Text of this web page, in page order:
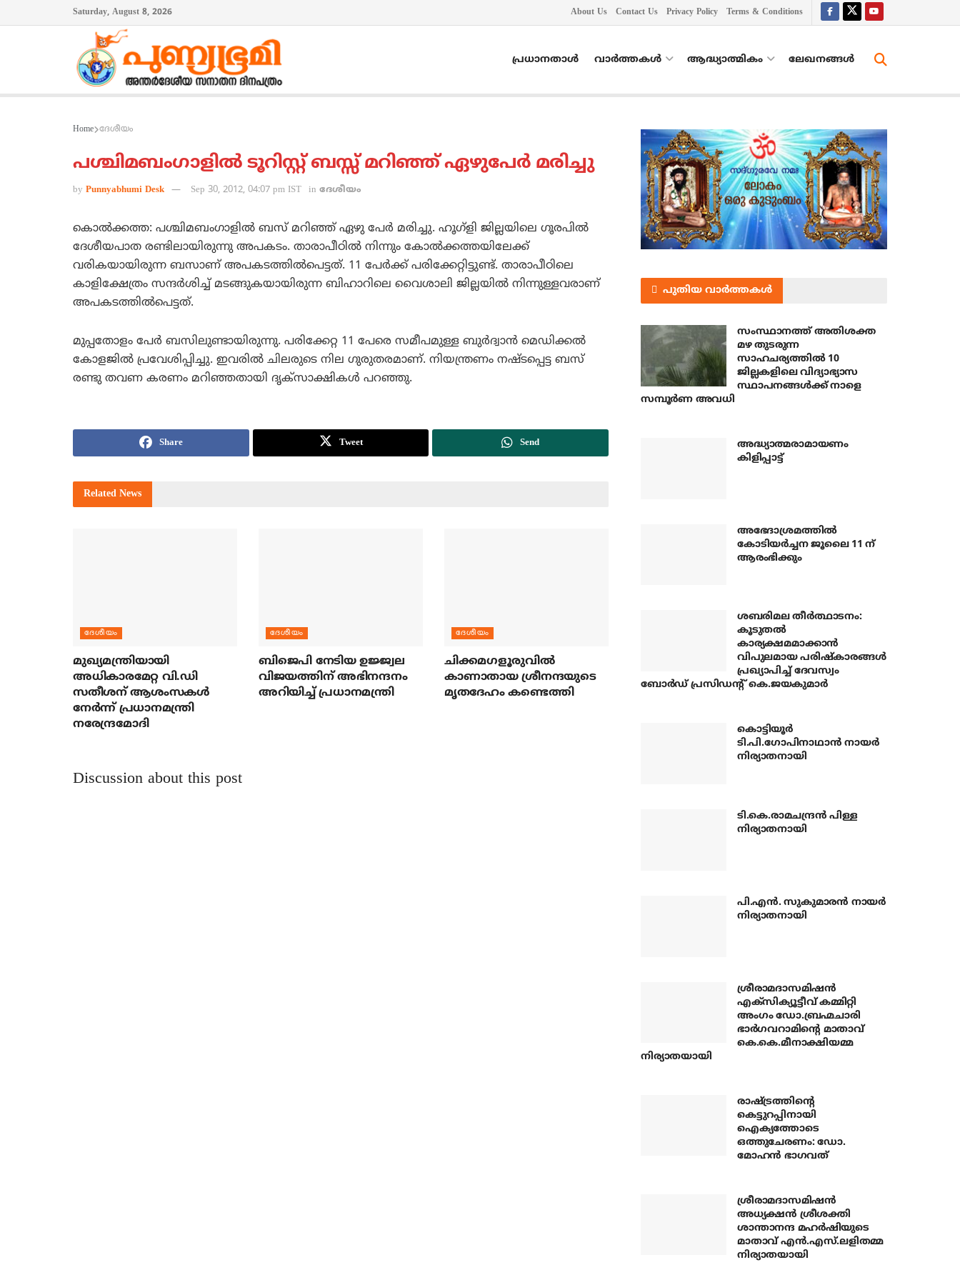
Saturday, August 8, 2026 About Us Contact Us Privacy Policy Terms & Conditions
പ്രധാനതാൾ വാർത്തകൾ ആദ്ധ്യാത്മികം ലേഖനങ്ങള്‍
Home ദേശീയം
പശ്ചിമബംഗാളില്‍ ടൂറിസ്റ്റ് ബസ്സ് മറിഞ്ഞ് ഏഴുപേര്‍ മരിച്ചു
by Punnyabhumi Desk Sep 30, 2012, 04:07 pm IST in ദേശീയം
കൊല്‍ക്കത്ത: പശ്ചിമബംഗാളില്‍ ബസ് മറിഞ്ഞ് ഏഴു പേര്‍ മരിച്ചു. ഹൂഗ്ളി ജില്ലയിലെ ഗൂരപില്‍
ദേശീയപാത രണ്ടിലായിരുന്നു അപകടം. താരാപീഠില്‍ നിന്നും കോല്‍ക്കത്തയിലേക്ക്
വരികയായിരുന്ന ബസാണ് അപകടത്തില്‍പെട്ടത്. 11 പേര്‍ക്ക് പരിക്കേറ്റിട്ടുണ്ട്. താരാപീഠിലെ
കാളിക്ഷേത്രം സന്ദര്‍ശിച്ച് മടങ്ങുകയായിരുന്ന ബിഹാറിലെ വൈശാലി ജില്ലയില്‍ നിന്നുള്ളവരാണ്
അപകടത്തില്‍പെട്ടത്.
മുപ്പതോളം പേര്‍ ബസിലുണ്ടായിരുന്നു. പരിക്കേറ്റ 11 പേരെ സമീപമുള്ള ബുര്‍ദ്വാന്‍ മെഡിക്കല്‍
കോളജില്‍ പ്രവേശിപ്പിച്ചു. ഇവരില്‍ ചിലരുടെ നില ഗുരുതരമാണ്. നിയന്ത്രണം നഷ്ടപ്പെട്ട ബസ്
രണ്ടു തവണ കരണം മറിഞ്ഞതായി ദൃക്സാക്ഷികള്‍ പറഞ്ഞു.
Share Tweet Send
Related News
ദേശീയം
മുഖ്യമന്ത്രിയായി
അധികാരമേറ്റ വി.ഡി
സതീശന് ആശംസകള്‍
നേര്‍ന്ന് പ്രധാനമന്ത്രി
നരേന്ദ്രമോദി
ദേശീയം
ബിജെപി നേടിയ ഉജ്ജ്വല
വിജയത്തിന് അഭിനന്ദനം
അറിയിച്ച് പ്രധാനമന്ത്രി
ദേശീയം
ചിക്കമഗളൂരുവില്‍
കാണാതായ ശ്രീനന്ദയുടെ
മൃതദേഹം കണ്ടെത്തി
Discussion about this post
പുതിയ വാർത്തകൾ
സംസ്ഥാനത്ത് അതിശക്ത
മഴ തുടരുന്ന
സാഹചര്യത്തിൽ 10
ജില്ലകളിലെ വിദ്യാഭ്യാസ
സ്ഥാപനങ്ങൾക്ക് നാളെ
സമ്പൂർണ അവധി
അദ്ധ്യാത്മരാമായണം
കിളിപ്പാട്ട്
അഭേദാശ്രമത്തില്‍
കോടിയര്‍ച്ചന ജൂലൈ 11 ന്
ആരംഭിക്കും
ശബരിമല തീര്‍ത്ഥാടനം:
കൂടുതല്‍
കാര്യക്ഷമമാക്കാന്‍
വിപുലമായ പരിഷ്‌കാരങ്ങള്‍
പ്രഖ്യാപിച്ച് ദേവസ്വം
ബോര്‍ഡ് പ്രസിഡന്റ് കെ.ജയകുമാര്‍
കൊട്ടിയൂര്‍
ടി.പി.ഗോപിനാഥാന്‍ നായര്‍
നിര്യാതനായി
ടി.കെ.രാമചന്ദ്രന്‍ പിള്ള
നിര്യാതനായി
പി.എന്‍. സുകുമാരന്‍ നായര്‍
നിര്യാതനായി
ശ്രീരാമദാസമിഷന്‍
എക്‌സിക്യൂട്ടീവ് കമ്മിറ്റി
അംഗം ഡോ.ബ്രഹ്മചാരി
ഭാര്‍ഗവറാമിന്റെ മാതാവ്
കെ.കെ.മീനാക്ഷിയമ്മ
നിര്യാതയായി
രാഷ്ട്രത്തിന്റെ
കെട്ടുറപ്പിനായി
ഐക്യത്തോടെ
ഒത്തുചേരണം: ഡോ.
മോഹന്‍ ഭാഗവത്
ശ്രീരാമദാസമിഷന്‍
അധ്യക്ഷന്‍ ശ്രീശക്തി
ശാന്താനന്ദ മഹര്‍ഷിയുടെ
മാതാവ് എന്‍.എസ്.ലളിതമ്മ
നിര്യാതയായി